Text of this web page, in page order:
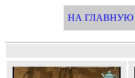
НА ГЛАВНУЮ